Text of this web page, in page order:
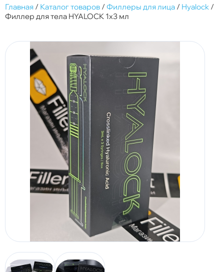
Главная / Каталог товаров /Филлеры для лица / Hyalock /
Филлер для тела HYALOCK 1x3 мл